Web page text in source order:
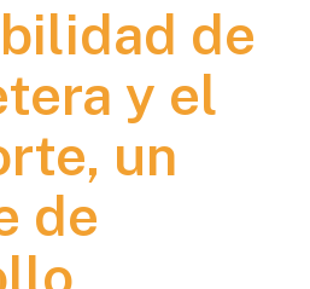
de
y el
un
de